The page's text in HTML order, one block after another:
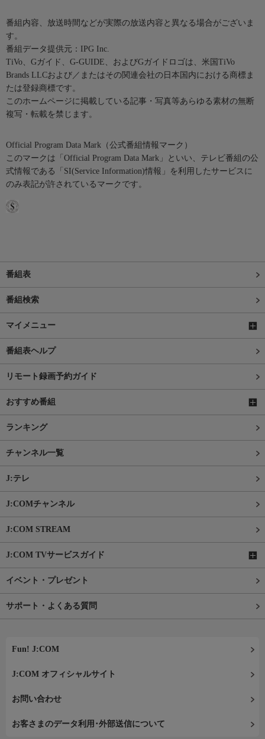
番組内容、放送時間などが実際の放送内容と異なる場合がございま
す。
番組データ提供元：IPG Inc.
TiVo、Gガイド、G-GUIDE、およびGガイドロゴは、米国TiVo
Brands LLCおよび／またはその関連会社の日本国内における商標ま
たは登録商標です。
このホームページに掲載している記事・写真等あらゆる素材の無断
複写・転載を禁じます。
Official Program Data Mark（公式番組情報マーク）
このマークは「Official Program Data Mark」といい、テレビ番組の公
式情報である「SI(Service Information)情報」を利用したサービスに
のみ表記が許されているマークです。
番組表
番組検索
マイメニュー
番組表ヘルプ
リモート録画予約ガイド
おすすめ番組
ランキング
チャンネル一覧
J:テレ
J:COMチャンネル
J:COM STREAM
J:COM TVサービスガイド
イベント・プレゼント
サポート・よくある質問
Fun! J:COM
J:COM オフィシャルサイト
お問い合わせ
お客さまのデータ利用･外部送信について